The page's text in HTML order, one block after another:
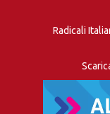
Radicali